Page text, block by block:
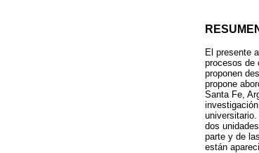
El presente
procesos de
proponen
propone
Santa Fe,
dos
parte y de
están